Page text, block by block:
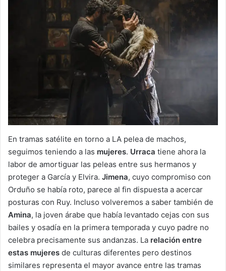
En tramas satélite en torno a LA pelea de machos,
seguimos teniendo a las mujeres. Urraca tiene ahora la
labor de amortiguar las peleas entre sus hermanos y
proteger a García y Elvira. Jimena, cuyo compromiso con
Orduño se había roto, parece al fin dispuesta a acercar
posturas con Ruy. Incluso volveremos a saber también de
Amina, la joven árabe que había levantado cejas con sus
bailes y osadía en la primera temporada y cuyo padre no
celebra precisamente sus andanzas. La relación entre
estas mujeres de culturas diferentes pero destinos
similares representa el mayor avance entre las tramas